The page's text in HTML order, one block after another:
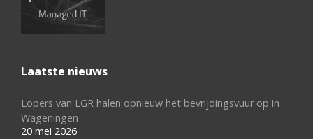
Laatste nieuws
Lopers van LGR halen opnieuw het bevrijdingsvuur op in
Wageningen
20 mei 2026